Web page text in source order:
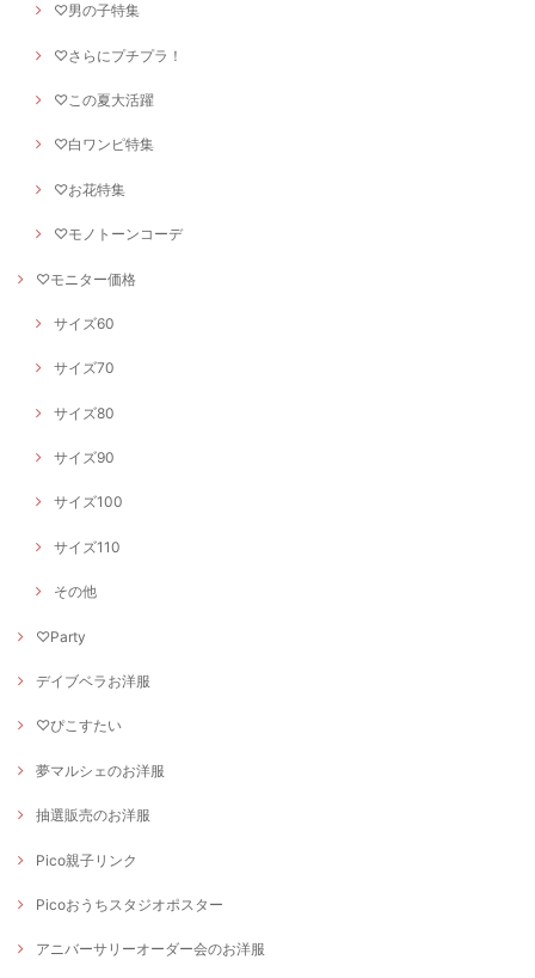
♡男の子特集
♡さらにプチプラ！
♡この夏大活躍
♡白ワンピ特集
♡お花特集
♡モノトーンコーデ
♡モニター価格
サイズ60
サイズ70
サイズ80
サイズ90
サイズ100
サイズ110
その他
♡Party
デイブベラお洋服
♡ぴこすたい
夢マルシェのお洋服
抽選販売のお洋服
Pico親子リンク
Picoおうちスタジオポスター
アニバーサリーオーダー会のお洋服